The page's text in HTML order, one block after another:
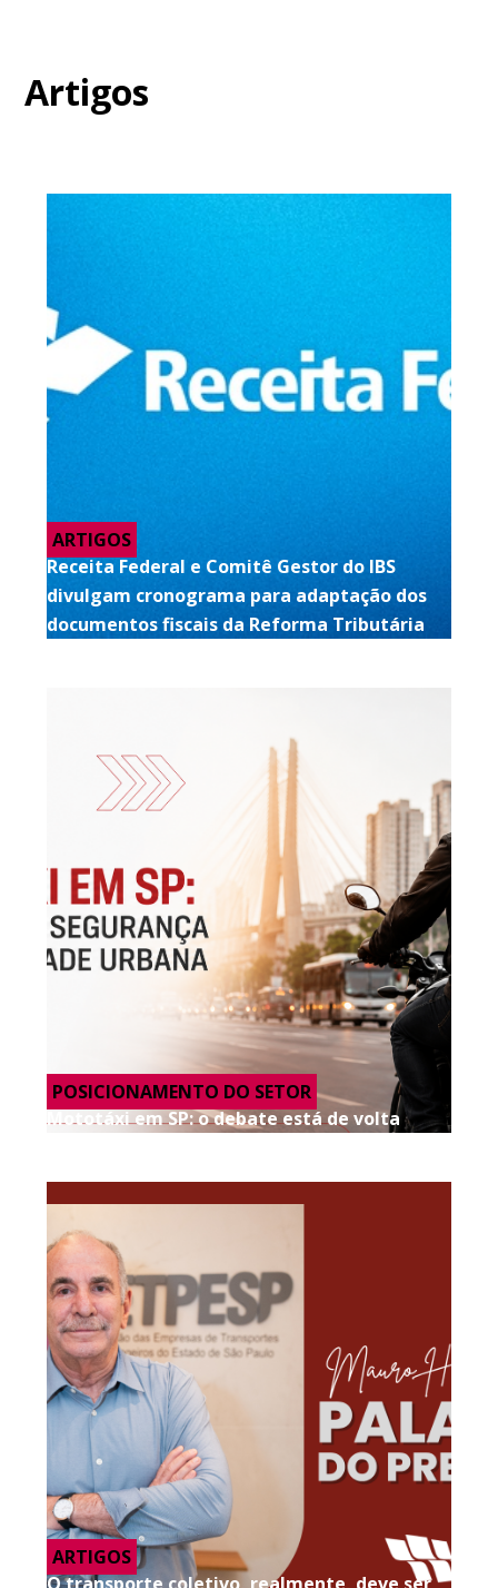
Artigos
ARTIGOS
Receita Federal e Comitê Gestor do IBS
divulgam cronograma para adaptação dos
documentos fiscais da Reforma Tributária
POSICIONAMENTO DO SETOR
Mototáxi em SP: o debate está de volta
ARTIGOS